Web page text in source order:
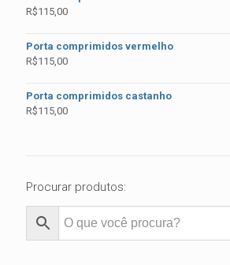
R$115,00
Porta comprimidos vermelho
R$115,00
Porta comprimidos castanho
R$115,00
Procurar produtos: